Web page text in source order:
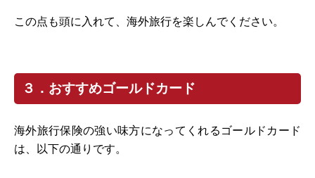
この点も頭に入れて、海外旅行を楽しんでください。
３．おすすめゴールドカード
海外旅行保険の強い味方になってくれるゴールドカード
は、以下の通りです。